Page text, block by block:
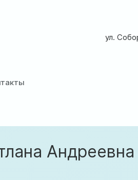
ул.
Андреевна